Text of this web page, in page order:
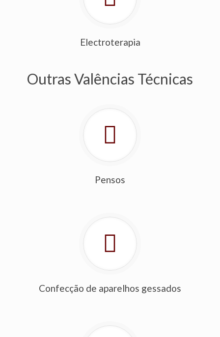
Electroterapia
Outras Valências Técnicas
Pensos
Confecção de aparelhos gessados